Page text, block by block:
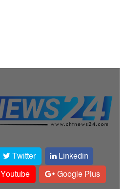
Twitter
Linkedin
Youtube Google Plus